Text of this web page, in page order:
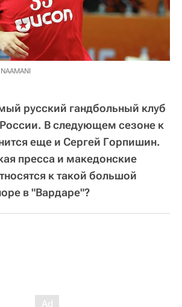
русский гандбольный клуб
В следующем сезоне к
еще и Сергей Горпишин.
пресса и македонские
к такой большой
в "Вардаре"?